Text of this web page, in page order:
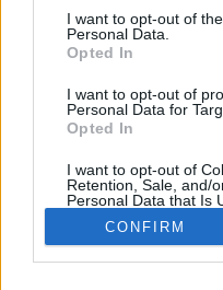
consent section.
I want to opt-out of
Personal Data.
Opted In
I want to opt-out of
Personal Data for
Opted In
I want to opt-out of
Retention, Sale, and/
Personal Data that Is
Purposes for which it
Opted Out
CONFIRM
Hírek
2025. szeptember 17.